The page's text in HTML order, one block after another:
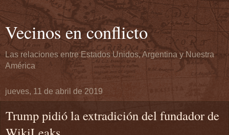
Vecinos en conflicto
Las relaciones entre Estados Unidos, Argentina y Nuestra
América
jueves, 11 de abril de 2019
Trump pidió la extradición del fundador de